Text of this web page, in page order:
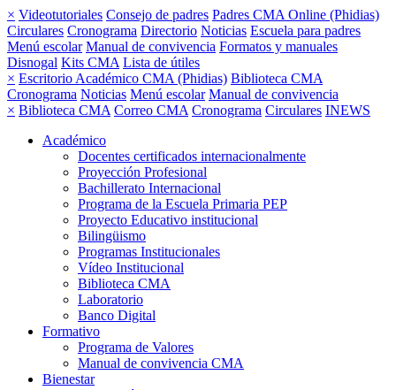
× Videotutoriales Consejo de padres Padres CMA Online (Phidias)
Circulares Cronograma Directorio Noticias Escuela para padres
Menú escolar Manual de convivencia Formatos y manuales
Disnogal Kits CMA Lista de útiles
× Escritorio Académico CMA (Phidias) Biblioteca CMA
Cronograma Noticias Menú escolar Manual de convivencia
× Biblioteca CMA Correo CMA Cronograma Circulares INEWS
Académico
Docentes certificados internacionalmente
Proyección Profesional
Bachillerato Internacional
Programa de la Escuela Primaria PEP
Proyecto Educativo institucional
Bilingüismo
Programas Institucionales
Vídeo Institucional
Biblioteca CMA
Laboratorio
Banco Digital
Formativo
Programa de Valores
Manual de convivencia CMA
Bienestar